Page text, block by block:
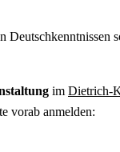
Deutschkenntnissen
im Dietrich-
vorab anmelden: